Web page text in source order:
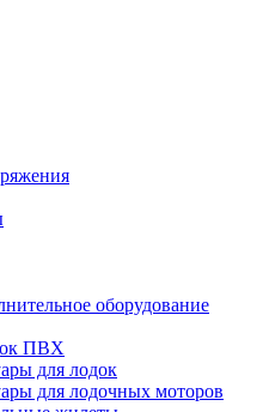
оборудование
ПВХ
для лодок
для лодочных моторов